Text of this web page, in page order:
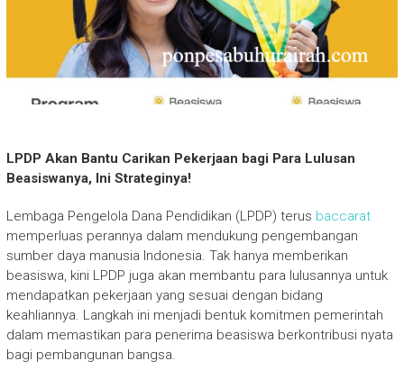
LPDP Akan Bantu Carikan Pekerjaan bagi Para Lulusan
Beasiswanya, Ini Strateginya!
Lembaga Pengelola Dana Pendidikan (LPDP) terus baccarat
memperluas perannya dalam mendukung pengembangan
sumber daya manusia Indonesia. Tak hanya memberikan
beasiswa, kini LPDP juga akan membantu para lulusannya untuk
mendapatkan pekerjaan yang sesuai dengan bidang
keahliannya. Langkah ini menjadi bentuk komitmen pemerintah
dalam memastikan para penerima beasiswa berkontribusi nyata
bagi pembangunan bangsa.